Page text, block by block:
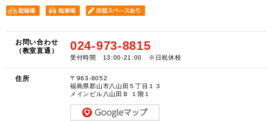
お問い合わせ
（教室直通）
024-973-8815
受付時間 13:00-21:00 ※日祝休校
住所
〒963-8052
福島県郡山市八山田５丁目１３
メインビル八山田Ｂ １階１